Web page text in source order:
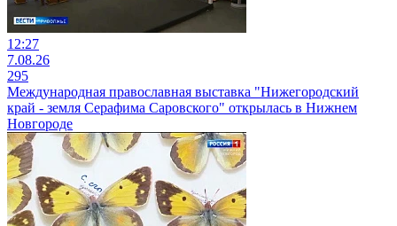
12:27
7.08.26
295
Международная православная выставка "Нижегородский
край - земля Серафима Саровского" открылась в Нижнем
Новгороде